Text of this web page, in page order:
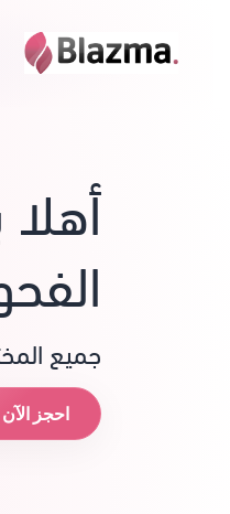
جميع
احجز الآن